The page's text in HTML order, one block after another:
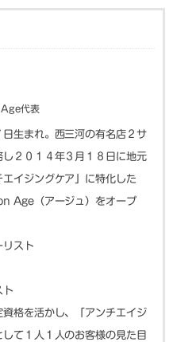
代表
日生まれ。西三河の有名店２サ
し２０１４年３月１８日に地元
イジングケア」に特化した
Age（アージュ）をオープ
リスト
ト
資格を活かし、「アンチエイジ
て１人１人のお客様の見た目